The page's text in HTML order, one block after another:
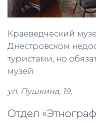
Краеведческий
Днестровском
туристами, но
музей.
ул. Пушкина, 19,
Отдел